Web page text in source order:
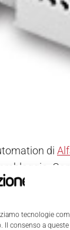
tecnologie
consenso a
di
si
controlla il